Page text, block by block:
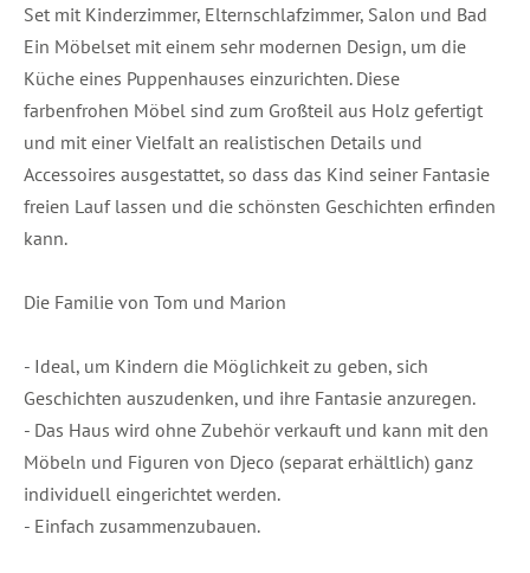
Set mit Kinderzimmer, Elternschlafzimmer, Salon und Bad
Ein Möbelset mit einem sehr modernen Design, um die
Küche eines Puppenhauses einzurichten. Diese
farbenfrohen Möbel sind zum Großteil aus Holz gefertigt
und mit einer Vielfalt an realistischen Details und
Accessoires ausgestattet, so dass das Kind seiner Fantasie
freien Lauf lassen und die schönsten Geschichten erfinden
kann.
Die Familie von Tom und Marion
- Ideal, um Kindern die Möglichkeit zu geben, sich
Geschichten auszudenken, und ihre Fantasie anzuregen.
- Das Haus wird ohne Zubehör verkauft und kann mit den
Möbeln und Figuren von Djeco (separat erhältlich) ganz
individuell eingerichtet werden.
- Einfach zusammenzubauen.